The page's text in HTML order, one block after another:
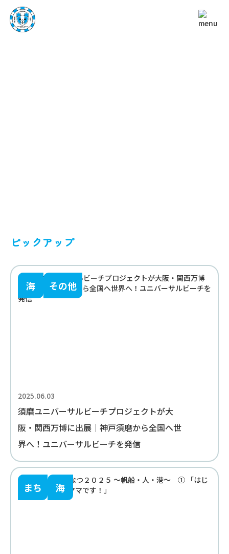
ピックアップ
海 その他
2025.06.03
須磨ユニバーサルビーチプロジェクトが大
阪・関西万博に出展｜神戸須磨から全国へ世
界へ！ユニバーサルビーチを発信
まち 海